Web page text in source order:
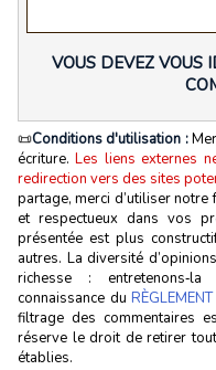
VOUS DEVEZ VOUS
📜Conditions d'utilisation :
écriture.Les liens externes
redirection vers des sites
partage, merci d’utiliser
et respectueux dans vos
présentée est plus
autres. La diversité
richesse :
connaissance du RÈGLEMENT
filtrage des commentaires
réserve le droit de retirer
établies.